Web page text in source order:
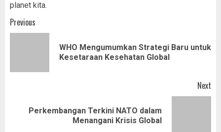
planet kita.
Post
navigation
Previous
WHO Mengumumkan Strategi Baru untuk
Kesetaraan Kesehatan Global
Next
Perkembangan Terkini NATO dalam
Menangani Krisis Global